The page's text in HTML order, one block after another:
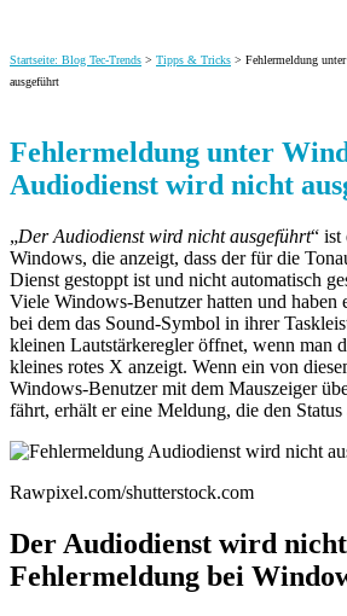
Startseite: Blog Tec-Trends > Tipps & Tricks > Fehlermeldung
ausgeführt
Fehlermeldung unter
Audiodienst wird nicht
„Der Audiodienst wird nicht ausgeführt“ ist
Windows, die anzeigt, dass der für die
Dienst gestoppt ist und nicht automatisch
Viele Windows-Benutzer hatten und haben
bei dem das Sound-Symbol in ihrer
kleinen Lautstärkeregler öffnet, wenn man
kleines rotes X anzeigt. Wenn ein von
Windows-Benutzer mit dem Mauszeiger
fährt, erhält er eine Meldung, die den Status
Rawpixel.com/shutterstock.com
Der Audiodienst wird
Fehlermeldung bei